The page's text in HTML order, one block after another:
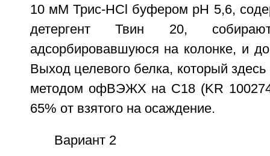
10 мМ Трис-HCl буфером pH 5,6,
детергент Твин 20,
адсорбировавшуюся на колонке, и
Выход целевого белка, который
методом офВЭЖХ на С18 (KR
65% от взятого на осаждение.
Вариант 2